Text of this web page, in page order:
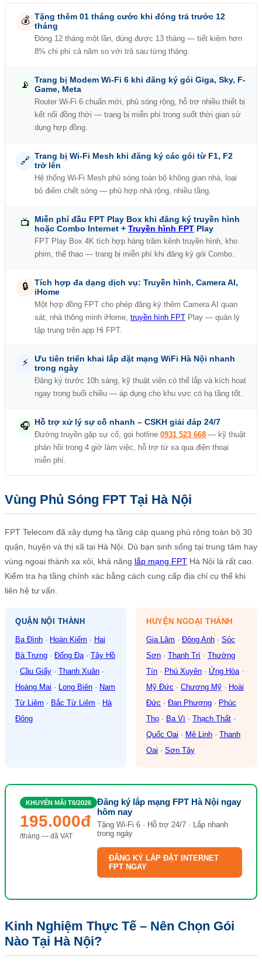
💰 Tặng thêm 01 tháng cước khi đóng trả trước 12
tháng
Đóng 12 tháng một lần, dùng được 13 tháng — tiết kiệm hơn
8% chi phí cả năm so với trả sau từng tháng.
📡
Trang bị Modem Wi-Fi 6 khi đăng ký gói Giga, Sky, F-
Game, Meta
Router Wi-Fi 6 chuẩn mới, phủ sóng rộng, hỗ trợ nhiều thiết bị
kết nối đồng thời — trang bị miễn phí trong suốt thời gian sử
dụng hợp đồng.
🔗 Trang bị Wi-Fi Mesh khi đăng ký các gói từ F1, F2
trở lên
Hệ thống Wi-Fi Mesh phủ sóng toàn bộ không gian nhà, loại
bỏ điểm chết sóng — phù hợp nhà rộng, nhiều tầng.
📺
Miễn phí đầu FPT Play Box khi đăng ký truyền hình
hoặc Combo Internet + Truyền hình FPT Play
FPT Play Box 4K tích hợp hàng trăm kênh truyền hình, kho
phim, thể thao — trang bị miễn phí khi đăng ký gói Combo.
🔒
Tích hợp đa dạng dịch vụ: Truyền hình, Camera AI,
iHome
Một hợp đồng FPT cho phép đăng ký thêm Camera AI quan
sát, nhà thông minh iHome, truyền hình FPT Play — quản lý
tập trung trên app Hi FPT.
⚡
Ưu tiên triển khai lắp đặt mạng WiFi Hà Nội nhanh
trong ngày
Đăng ký trước 10h sáng, kỹ thuật viên có thể lắp và kích hoạt
ngay trong buổi chiều — áp dụng cho khu vực có hạ tầng tốt.
🎧 Hỗ trợ xử lý sự cố nhanh – CSKH giải đáp 24/7
Đường truyền gặp sự cố, gọi hotline 0931 523 668 — kỹ thuật
phản hồi trong 4 giờ làm việc, hỗ trợ từ xa qua điện thoại
miễn phí.
Vùng Phủ Sóng FPT Tại Hà Nội
FPT Telecom đã xây dựng hạ tầng cáp quang phủ rộng toàn bộ 30
quận, huyện và thị xã tại Hà Nội. Dù bạn sinh sống tại trung tâm hay
vùng ngoại thành xa xôi, khả năng lắp mạng FPT Hà Nội là rất cao.
Kiểm tra hạ tầng chính xác bằng cách cung cấp địa chỉ cụ thể khi
liên hệ tư vấn.
QUẬN NỘI THÀNH
Ba Đình · Hoàn Kiếm · Hai
Bà Trưng · Đống Đa · Tây Hồ
· Cầu Giấy · Thanh Xuân ·
Hoàng Mai · Long Biên · Nam
Từ Liêm · Bắc Từ Liêm · Hà
Đông
HUYỆN NGOẠI THÀNH
Gia Lâm · Đông Anh · Sóc
Sơn · Thanh Trì · Thường
Tín · Phú Xuyên · Ứng Hòa ·
Mỹ Đức · Chương Mỹ · Hoài
Đức · Đan Phượng · Phúc
Thọ · Ba Vì · Thạch Thất ·
Quốc Oai · Mê Linh · Thanh
Oai · Sơn Tây
KHUYẾN MÃI T6/2026
195.000đ
/tháng — đã VAT
Đăng ký lắp mạng FPT Hà Nội ngay
hôm nay
Tặng Wi-Fi 6 · Hỗ trợ 24/7 · Lắp nhanh
trong ngày
ĐĂNG KÝ LẮP ĐẶT INTERNET
FPT NGAY
Kinh Nghiệm Thực Tế – Nên Chọn Gói
Nào Tại Hà Nội?